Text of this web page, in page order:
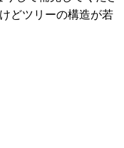
どツリーの構造が若